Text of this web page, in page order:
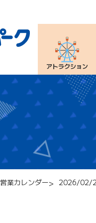
アトラクション
営業カレンダー 2026/02/